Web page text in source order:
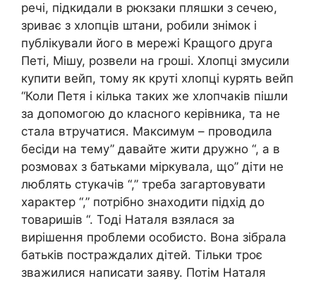
речі, підкидали в рюкзаки пляшки з сечею,
зриває з хлопців штани, робили знімок і
публікували його в мережі Кращого друга
Петі, Мішу, розвели на гроші. Хлопці змусили
купити вейп, тому як круті хлопці курять вейп
“Коли Петя і кілька таких же хлопчаків пішли
за допомогою до класного керівника, та не
стала втручатися. Максимум – проводила
бесіди на тему” давайте жити дружно “, а в
розмовах з батьками міркувала, що” діти не
люблять стукачів “,” треба загартовувати
характер “,” потрібно знаходити підхід до
товаришів “. Тоді Наталя взялася за
вирішення проблеми особисто. Вона зібрала
батьків постраждалих дітей. Тільки троє
зважилися написати заяву. Потім Наталя